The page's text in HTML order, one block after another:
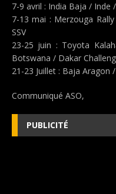
7-9 avril : India Baja / Inde
7-13 mai : Merzouga
SSV
23-25 juin : Toyota
Botswana / Dakar
21-23 Juillet : Baja Aragon
Communiqué ASO,
PUBLICITÉ